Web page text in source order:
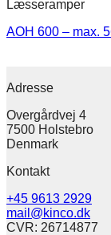
Læsseramper
AOH 600 – max.
Adresse
Overgårdvej 4
7500 Holstebro
Denmark
Kontakt
+45 9613 2929
mail@kinco.dk
CVR: 26714877